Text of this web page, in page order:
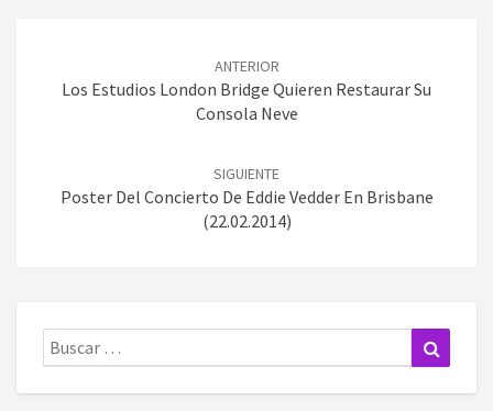
entradas
ANTERIOR
Los Estudios London Bridge Quieren Restaurar Su
Consola Neve
SIGUIENTE
Poster Del Concierto De Eddie Vedder En Brisbane
(22.02.2014)
Buscar: